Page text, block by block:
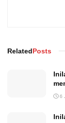
RelatedPosts
6